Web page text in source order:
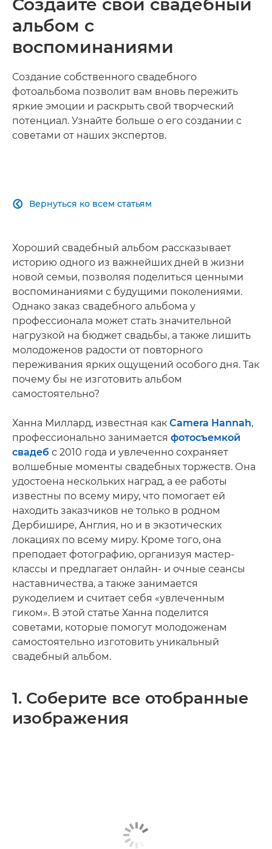
Создайте свой свадебный
альбом с
воспоминаниями
Создание собственного свадебного
фотоальбома позволит вам вновь пережить
яркие эмоции и раскрыть свой творческий
потенциал. Узнайте больше о его создании с
советами от наших экспертов.
Вернуться ко всем статьям

Хороший свадебный альбом рассказывает
историю одного из важнейших дней в жизни
новой семьи, позволяя поделиться ценными
воспоминаниями с будущими поколениями.
Однако заказ свадебного альбома у
профессионала может стать значительной
нагрузкой на бюджет свадьбы, а также лишить
молодоженов радости от повторного
переживания ярких ощущений особого дня. Так
почему бы не изготовить альбом
самостоятельно?
Ханна Миллард, известная как Camera Hannah,
профессионально занимается фотосъемкой
свадеб с 2010 года и увлеченно сохраняет
волшебные моменты свадебных торжеств. Она
удостоена нескольких наград, а ее работы
известны по всему миру, что помогает ей
находить заказчиков не только в родном
Дербишире, Англия, но и в экзотических
локациях по всему миру. Кроме того, она
преподает фотографию, организуя мастер-
классы и предлагает онлайн- и очные сеансы
наставничества, а также занимается
рукоделием и считает себя «увлеченным
гиком». В этой статье Ханна поделится
советами, которые помогут молодоженам
самостоятельно изготовить уникальный
свадебный альбом.
1. Соберите все отобранные
изображения